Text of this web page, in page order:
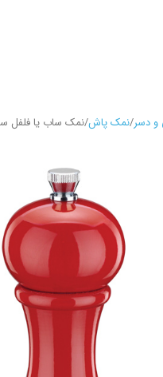
و دسر نمک پاش نمک ساب یا فلفل